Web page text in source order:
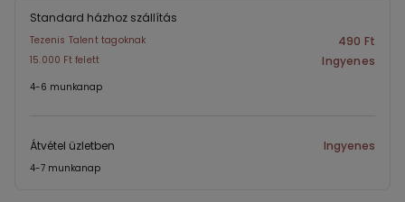
Standard házhoz szállítás
Tezenis Talent tagoknak 490 Ft
15.000 Ft felett Ingyenes
4-6 munkanap
Átvétel üzletben Ingyenes
4-7 munkanap